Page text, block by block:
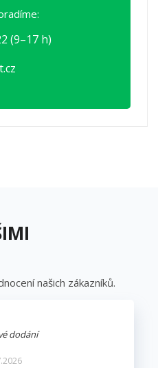
(9–17 h)
našich zákazníků.
dodání